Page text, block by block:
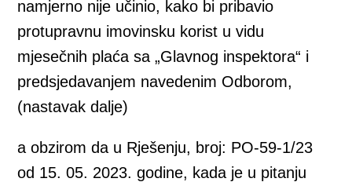
namjerno nije učinio, kako bi pribavio
protupravnu imovinsku korist u vidu
mjesečnih plaća sa „Glavnog inspektora“ i
predsjedavanjem navedenim Odborom,
(nastavak dalje)
a obzirom da u Rješenju, broj: PO-59-1/23
od 15. 05. 2023. godine, kada je u pitanju